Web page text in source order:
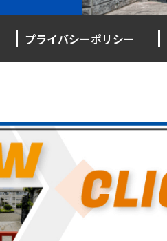
プライバシーポリシー